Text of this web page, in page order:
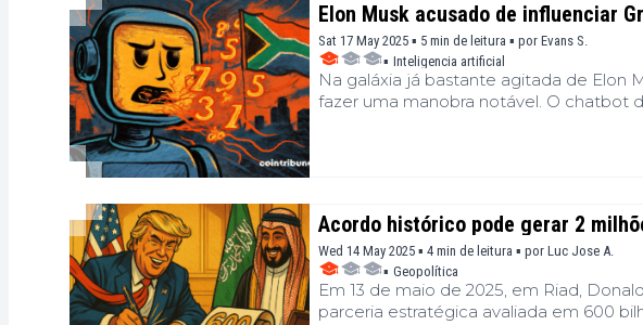
Elon Musk acusado de influenciar
Sat 17 May 2025 ▪ 5 min de leitura ▪ por Evans S.
▪ Inteligencia artificial
Na galáxia já bastante agitada de Elon
fazer uma manobra notável. O chatbot
Acordo histórico pode gerar 2
Wed 14 May 2025 ▪ 4 min de leitura ▪ por Luc Jose A.
▪ Geopolítica
Em 13 de maio de 2025, em Riad,
parceria estratégica avaliada em 600